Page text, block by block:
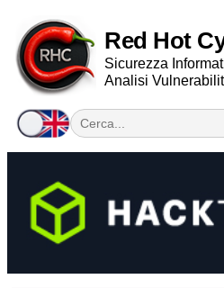
Red Hot
Sicurezza
Analisi